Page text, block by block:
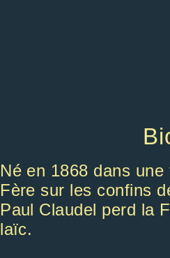
Né en 1868 dans
Fère sur les confins
Paul Claudel perd la
laïc.